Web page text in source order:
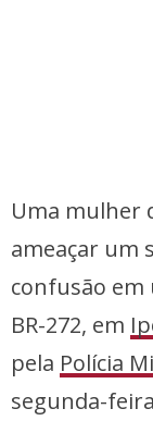
Uma mulher
ameaçar um
confusão em
BR-272, em
pela Polícia
segunda-